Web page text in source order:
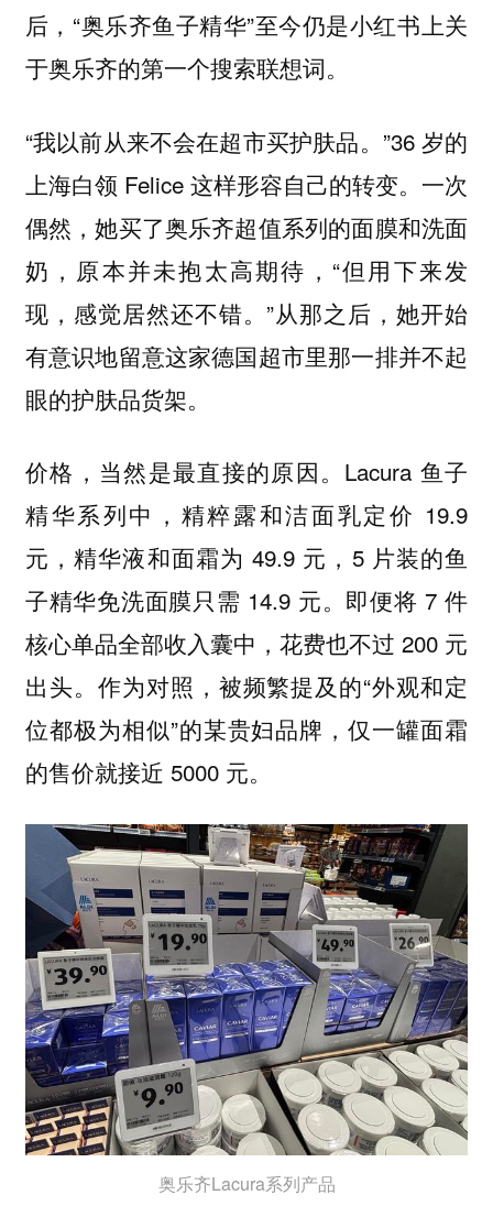
后，“奥乐齐鱼子精华”至今仍是小红书上关
于奥乐齐的第一个搜索联想词。
“我以前从来不会在超市买护肤品。”36 岁的
上海白领 Felice 这样形容自己的转变。一次
偶然，她买了奥乐齐超值系列的面膜和洗面
奶，原本并未抱太高期待，“但用下来发
现，感觉居然还不错。”从那之后，她开始
有意识地留意这家德国超市里那一排并不起
眼的护肤品货架。
价格，当然是最直接的原因。Lacura 鱼子
精华系列中，精粹露和洁面乳定价 19.9
元，精华液和面霜为 49.9 元，5 片装的鱼
子精华免洗面膜只需 14.9 元。即便将 7 件
核心单品全部收入囊中，花费也不过 200 元
出头。作为对照，被频繁提及的“外观和定
位都极为相似”的某贵妇品牌，仅一罐面霜
的售价就接近 5000 元。
奥乐齐Lacura系列产品